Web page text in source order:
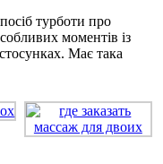
турботи про
моментів із
Має така